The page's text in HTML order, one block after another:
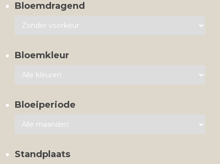
Bloemdragend
Bloemkleur
Bloeiperiode
Standplaats